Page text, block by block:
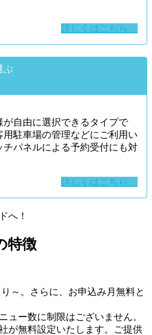
詳しくはこちら
ぶ
自由に選択できるタイプで
駐車場の管理などにご利用い
パネルによる予約受付にも対
詳しくはこちら
特徴
～。さらに、お申込み月無料と
ュー数に制限はございません。
が無料設定いたします。ご提供